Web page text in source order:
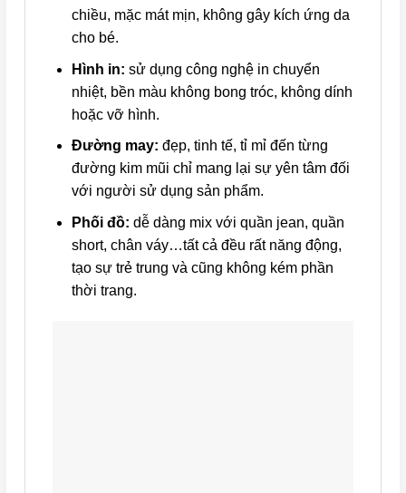
chiều, mặc mát mịn, không gây kích ứng da
cho bé.
Hình in: sử dụng công nghệ in chuyển
nhiệt, bền màu không bong tróc, không dính
hoặc vỡ hình.
Đường may: đẹp, tinh tế, tỉ mỉ đến từng
đường kim mũi chỉ mang lại sự yên tâm đối
với người sử dụng sản phẩm.
Phối đồ: dễ dàng mix với quần jean, quần
short, chân váy…tất cả đều rất năng động,
tạo sự trẻ trung và cũng không kém phần
thời trang.